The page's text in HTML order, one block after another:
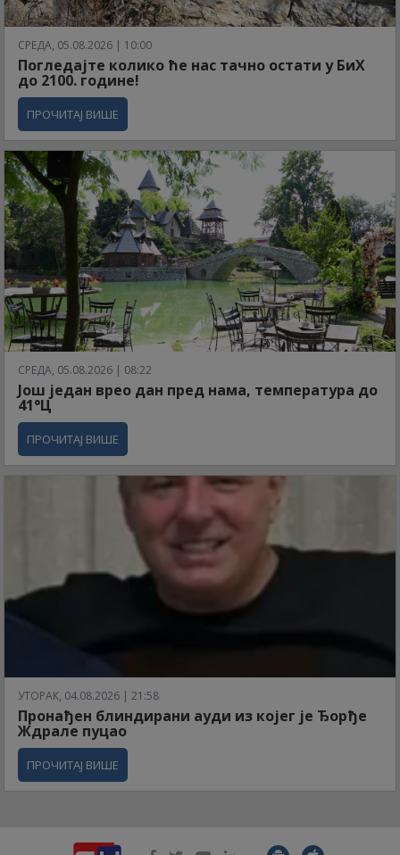
СРЕДА, 05.08.2026 | 10:00
Погледајте колико ће нас тачно остати у БиХ
до 2100. године!
ПРОЧИТАЈ ВИШЕ
СРЕДА, 05.08.2026 | 08:22
Још један врео дан пред нама, температура до
41°Ц
ПРОЧИТАЈ ВИШЕ
УТОРАК, 04.08.2026 | 21:58
Пронађен блиндирани ауди из којег је Ђорђе
Ждрале пуцао
ПРОЧИТАЈ ВИШЕ